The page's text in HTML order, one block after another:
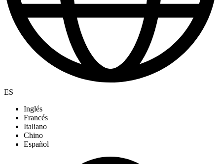
ES
Inglés
Francés
Italiano
Chino
Español